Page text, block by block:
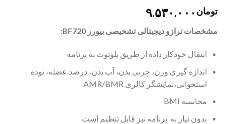
تومان ۹.۵۳۰.۰۰۰
مشخصات ترازو دیجیتالی تشخیصی بیورر BF720:
انتقال خودکار داده از طریق بلوتوث به برنامه
اندازه گیری وزن، چربی بدن، آب بدن، درصد عضله، توده
استخوانی،نمایشگر کالری AMR/BMR
محاسبه BMI
بدون نیاز به برنامه نیز قابل تنظیم است